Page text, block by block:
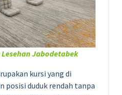
Jabodetabek
kursi yang di
posisi duduk rendah tanpa